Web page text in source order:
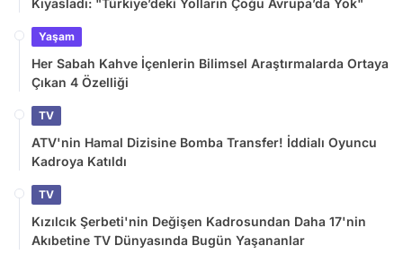
Kıyasladı: "Türkiye’deki Yolların Çoğu Avrupa’da Yok"
Yaşam
Her Sabah Kahve İçenlerin Bilimsel Araştırmalarda Ortaya
Çıkan 4 Özelliği
TV
ATV'nin Hamal Dizisine Bomba Transfer! İddialı Oyuncu
Kadroya Katıldı
TV
Kızılcık Şerbeti'nin Değişen Kadrosundan Daha 17'nin
Akıbetine TV Dünyasında Bugün Yaşananlar